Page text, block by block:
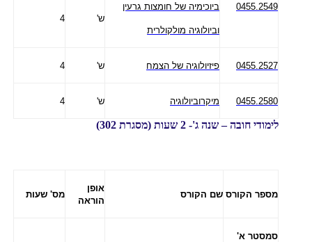
4 ש'
ביוכימיה של חומצות גרעין
וביולוגיה מולקולרית
0455.2549
4 ש' פיזיולוגיה של הצמח 0455.2527
4 ש' מיקרוביולוגיה 0455.2580
לימודי חובה – שנה ג'- 2 שעות (מסגרת 302)
מס' שעות
אופן
הוראה
שם הקורס מספר הקורס
סמסטר א'